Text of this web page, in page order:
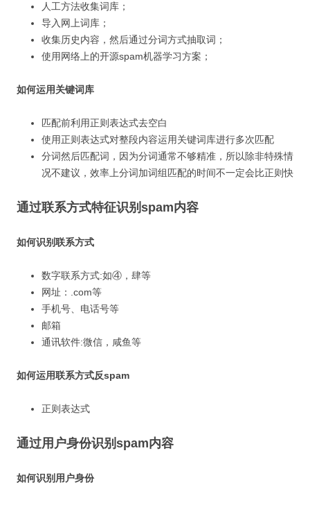
人工方法收集词库；
导入网上词库；
收集历史内容，然后通过分词方式抽取词；
使用网络上的开源spam机器学习方案；
如何运用关键词库
匹配前利用正则表达式去空白
使用正则表达式对整段内容运用关键词库进行多次匹配
分词然后匹配词，因为分词通常不够精准，所以除非特殊情
况不建议，效率上分词加词组匹配的时间不一定会比正则快
通过联系方式特征识别spam内容
如何识别联系方式
数字联系方式:如④，肆等
网址：.com等
手机号、电话号等
邮箱
通讯软件:微信，咸鱼等
如何运用联系方式反spam
正则表达式
通过用户身份识别spam内容
如何识别用户身份